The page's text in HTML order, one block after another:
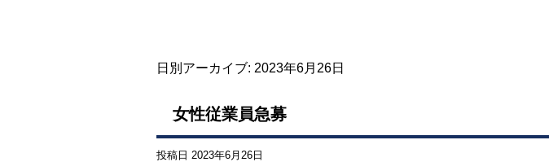
日別アーカイブ: 2023年6月26日
女性従業員急募
投稿日 2023年6月26日